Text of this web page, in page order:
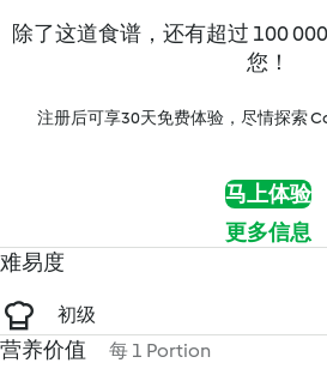
除了这道食谱，还有超过 100
您！
注册后可享30天免费体验，尽情探索
马上体验
更多信息
难易度
初级
营养价值 每 1 Portion